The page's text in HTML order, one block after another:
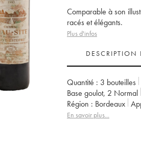
Comparable à son
racés et élégants.
Plus d'infos
DESCRIPTION
Quantité : 3 bouteilles
Base goulot, 2 Normal
Région :
Bordeaux
Classement :
En savoir plus...